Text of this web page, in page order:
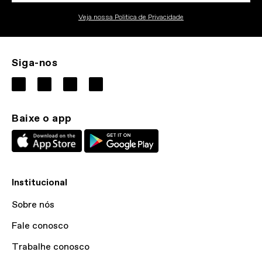
Veja nossa Politica de Privacidade
Siga-nos
Baixe o app
Institucional
Sobre nós
Fale conosco
Trabalhe conosco